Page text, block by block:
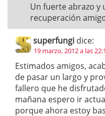
Un fuerte abrazo y
recuperación
superfungi dice:
19 marzo, 2012 a las
Estimados amigos,
de pasar un largo y
fallero que he
mañana espero ir
porque ahora estoy